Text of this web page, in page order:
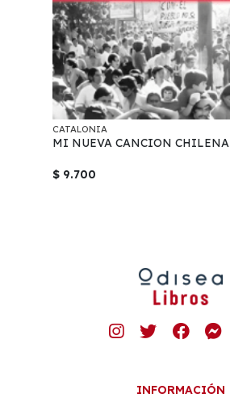
CATALONIA
MI NUEVA CANCION CHILENA
$ 9.700
INFORMACIÓN